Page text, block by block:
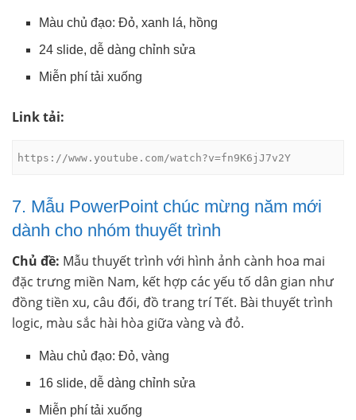
Màu chủ đạo: Đỏ, xanh lá, hồng
24 slide, dễ dàng chỉnh sửa
Miễn phí tải xuống
Link tải:
https://www.youtube.com/watch?v=fn9K6jJ7v2Y
7. Mẫu PowerPoint chúc mừng năm mới
dành cho nhóm thuyết trình
Chủ đề: Mẫu thuyết trình với hình ảnh cành hoa mai
đặc trưng miền Nam, kết hợp các yếu tố dân gian như
đồng tiền xu, câu đối, đồ trang trí Tết. Bài thuyết trình
logic, màu sắc hài hòa giữa vàng và đỏ.
Màu chủ đạo: Đỏ, vàng
16 slide, dễ dàng chỉnh sửa
Miễn phí tải xuống